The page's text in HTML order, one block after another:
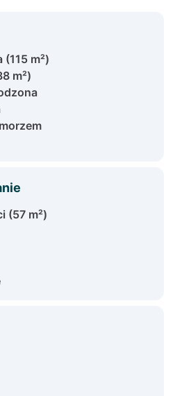
m²)
m²)
(57 m²)